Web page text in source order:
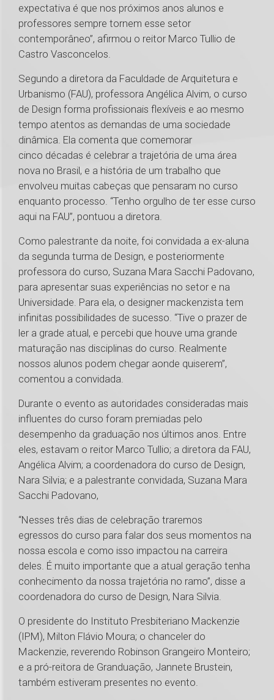
expectativa é que nos próximos anos alunos e
professores sempre tornem esse setor
contemporâneo”, afirmou o reitor Marco Tullio de
Castro Vasconcelos.
Segundo a diretora da Faculdade de Arquitetura e
Urbanismo (FAU), professora Angélica Alvim, o curso
de Design forma profissionais flexíveis e ao mesmo
tempo atentos as demandas de uma sociedade
dinâmica. Ela comenta que comemorar
cinco décadas é celebrar a trajetória de uma área
nova no Brasil, e a história de um trabalho que
envolveu muitas cabeças que pensaram no curso
enquanto processo. “Tenho orgulho de ter esse curso
aqui na FAU”, pontuou a diretora.
Como palestrante da noite, foi convidada a ex-aluna
da segunda turma de Design, e posteriormente
professora do curso, Suzana Mara Sacchi Padovano,
para apresentar suas experiências no setor e na
Universidade. Para ela, o designer mackenzista tem
infinitas possibilidades de sucesso. “Tive o prazer de
ler a grade atual, e percebi que houve uma grande
maturação nas disciplinas do curso. Realmente
nossos alunos podem chegar aonde quiserem”,
comentou a convidada.
Durante o evento as autoridades consideradas mais
influentes do curso foram premiadas pelo
desempenho da graduação nos últimos anos. Entre
eles, estavam o reitor Marco Tullio; a diretora da FAU,
Angélica Alvim; a coordenadora do curso de Design,
Nara Silvia; e a palestrante convidada, Suzana Mara
Sacchi Padovano,
“Nesses três dias de celebração traremos
egressos do curso para falar dos seus momentos na
nossa escola e como isso impactou na carreira
deles. É muito importante que a atual geração tenha
conhecimento da nossa trajetória no ramo”, disse a
coordenadora do curso de Design, Nara Silvia.
O presidente do Instituto Presbiteriano Mackenzie
(IPM), Milton Flávio Moura; o chanceler do
Mackenzie, reverendo Robinson Grangeiro Monteiro;
e a pró-reitora de Granduação, Jannete Brustein,
também estiveram presentes no evento.